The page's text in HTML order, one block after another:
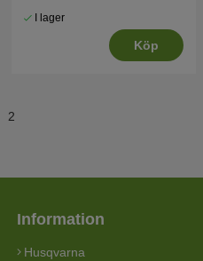
I lager
Köp
2
Information
Husqvarna